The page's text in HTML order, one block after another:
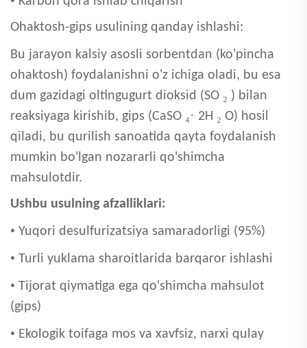
Ohaktosh-gips usulining qanday ishlashi:
Bu jarayon kalsiy asosli sorbentdan (ko'pincha
ohaktosh) foydalanishni o'z ichiga oladi, bu esa
dum gazidagi oltingugurt dioksid (SO ₂ ) bilan
reaksiyaga kirishib, gips (CaSO ₄· 2H ₂ O) hosil
qiladi, bu qurilish sanoatida qayta foydalanish
mumkin bo'lgan nozararli qo'shimcha
mahsulotdir.
Ushbu usulning afzalliklari:
• Yuqori desulfurizatsiya samaradorligi (95%)
• Turli yuklama sharoitlarida barqaror ishlashi
• Tijorat qiymatiga ega qo'shimcha mahsulot
(gips)
• Ekologik toifaga mos va xavfsiz, narxi qulay